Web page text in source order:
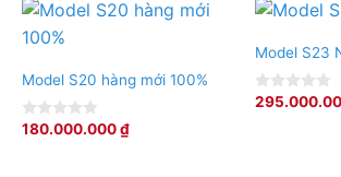
Model S20 hàng mới 100%
0
180.000.000₫
Model S23
0